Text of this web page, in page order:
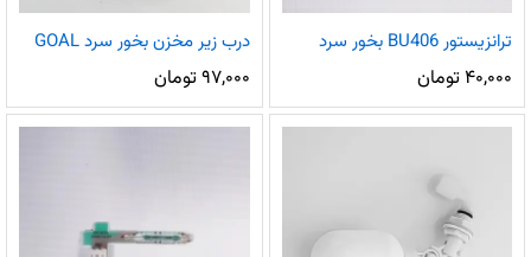
ترانزیستور BU406 بخور سرد
۴۰,۰۰۰ تومان
درب زیر مخزن بخور سرد GOAL
۹۷,۰۰۰تومان